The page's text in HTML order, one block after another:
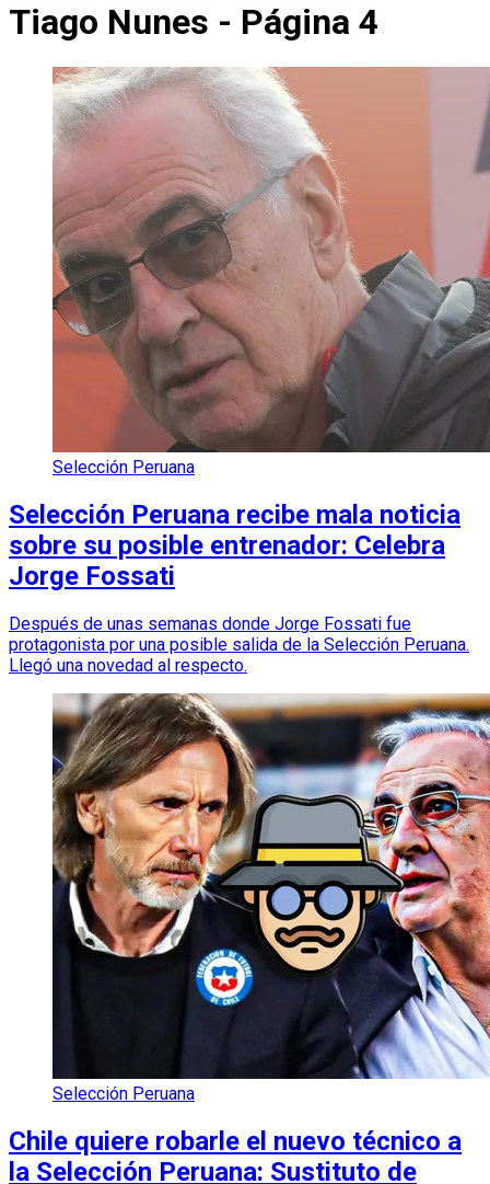
Tiago Nunes - Página 4
Selección Peruana
Selección Peruana recibe mala noticia
sobre su posible entrenador: Celebra
Jorge Fossati
Después de unas semanas donde Jorge Fossati fue
protagonista por una posible salida de la Selección Peruana.
Llegó una novedad al respecto.
Selección Peruana
Chile quiere robarle el nuevo técnico a
la Selección Peruana: Sustituto de